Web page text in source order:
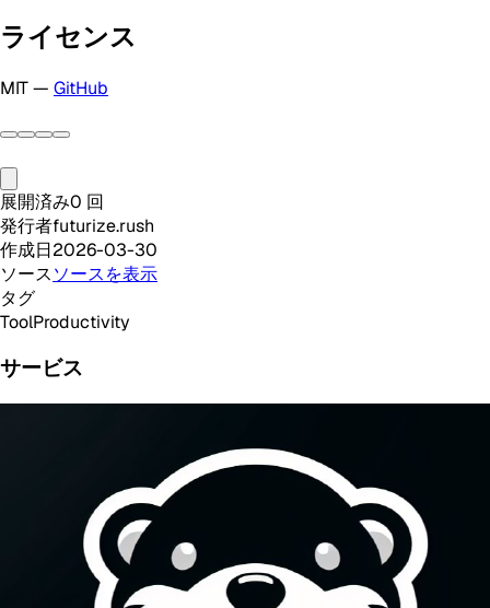
ライセンス
MIT — GitHub
展開済み0 回
発行者futurize.rush
作成日2026-03-30
ソースソースを表示
タグ
ToolProductivity
サービス